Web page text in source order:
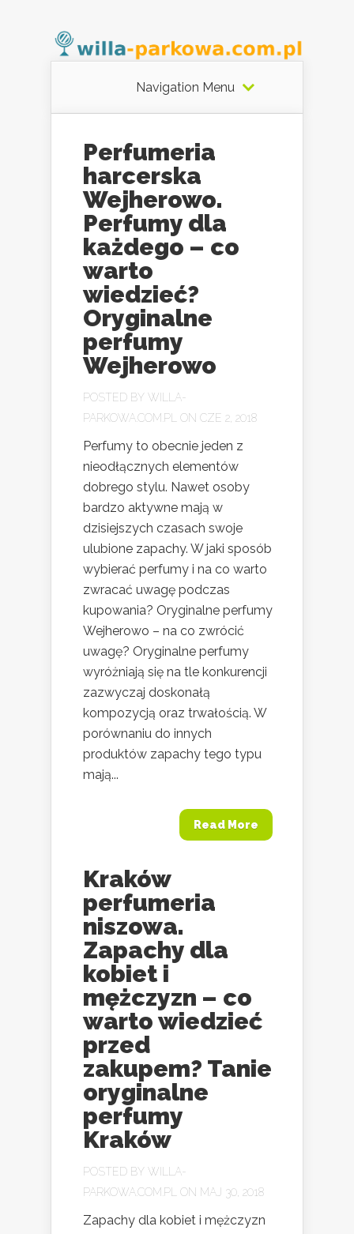
Navigation Menu
Perfumeria
harcerska
Wejherowo.
Perfumy dla
każdego – co
warto
wiedzieć?
Oryginalne
perfumy
Wejherowo
POSTED BY WILLA-
PARKOWA.COM.PL
ON CZE 2, 2018
Perfumy to obecnie jeden z
nieodłącznych elementów
dobrego stylu. Nawet osoby
bardzo aktywne mają w
dzisiejszych czasach swoje
ulubione zapachy. W jaki sposób
wybierać perfumy i na co warto
zwracać uwagę podczas
kupowania? Oryginalne perfumy
Wejherowo – na co zwrócić
uwagę? Oryginalne perfumy
wyróżniają się na tle konkurencji
zazwyczaj doskonałą
kompozycją oraz trwałością. W
porównaniu do innych
produktów zapachy tego typu
mają...
Read More
Kraków
perfumeria
niszowa.
Zapachy dla
kobiet i
mężczyzn – co
warto wiedzieć
przed
zakupem? Tanie
oryginalne
perfumy
Kraków
POSTED BY WILLA-
PARKOWA.COM.PL
ON MAJ 30, 2018
Zapachy dla kobiet i mężczyzn